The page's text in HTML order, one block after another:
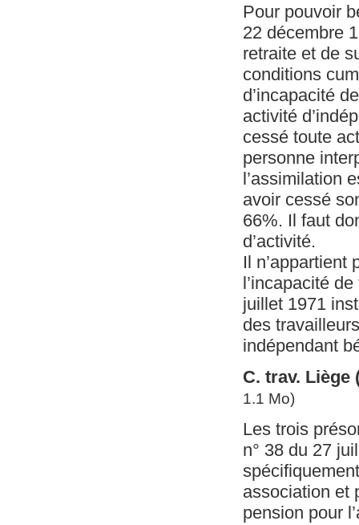
Pour pouvoir
22 décembre
retraite et de
conditions
d’incapacité
activité
cessé toute
personne
l’assimilation
avoir cessé
66%. Il faut
d’activité.
Il n’appartient
l’incapacité
juillet 1971
des
indépendant
C. trav. Liège
1.1 Mo)
Les trois
n° 38 du 27
association et
pension pour